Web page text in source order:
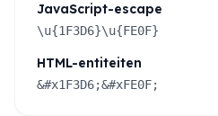
JavaScript-escape
\u{1F3D6}\u{FE0F}
HTML-entiteiten
&#x1F3D6;&#xFE0F;